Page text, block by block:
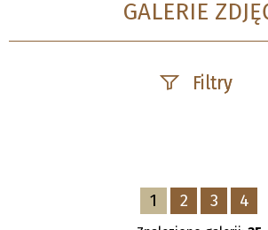
GALERIE
Filtry
Kategoria
1 2 3 4